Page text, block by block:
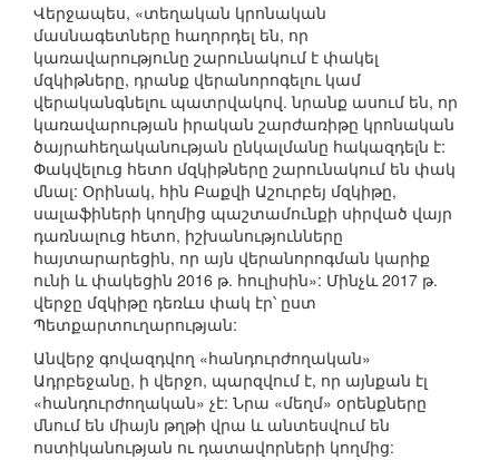
Վերջապես, «տեղական կրոնական
մասնագետները հաղորդել են, որ
կառավարությունը շարունակում է փակել
մզկիթները, դրանք վերանորոգելու կամ
վերականգնելու պատրվակով. նրանք ասում են, որ
կառավարության իրական շարժառիթը կրոնական
ծայրահեղականության ընկալմանը հակազդելն է:
Փակվելուց հետո մզկիթները շարունակում են փակ
մնալ: Օրինակ, հին Բաքվի Աշուրբեյ մզկիթը,
սալաֆիների կողմից պաշտամունքի սիրված վայր
դառնալուց հետո, իշխանությունները
հայտարարեցին, որ այն վերանորոգման կարիք
ունի և փակեցին 2016 թ. հուլիսին»: Մինչև 2017 թ.
վերջը մզկիթը դեռևս փակ էր՝ ըստ
Պետքարտուղարության:
Անվերջ գովազդվող «հանդուրժողական»
Ադրբեջանը, ի վերջո, պարզվում է, որ այնքան էլ
«հանդուրժողական» չէ: Նրա «մեղմ» օրենքները
մնում են միայն թղթի վրա և անտեսվում են
ոստիկանության ու դատավորների կողմից: